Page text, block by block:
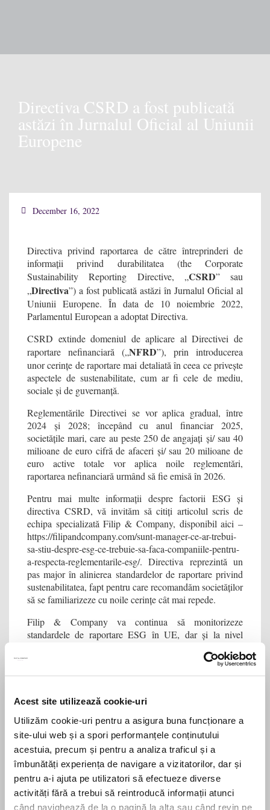
Acest site utilizează cookie-uri
Utilizăm cookie-uri pentru a asigura buna funcționare a
site-ului web și a spori performanțele conținutului
acestuia, precum și pentru a analiza traficul și a
îmbunătăți experiența de navigare a vizitatorilor, dar și
pentru a-i ajuta pe utilizatori să efectueze diverse
activități fără a trebui să reintroducă informații atunci
când navighează de la o pagină la alta sau când revin pe
Directiva CSRD a fost publicată
astăzi în Jurnalul Oficial al Uniunii
Europene
December 16, 2022
Directiva privind raportarea de către întreprinderi de
informații privind durabilitatea (the Corporate
Sustainability Reporting Directive, „CSRD” sau
„Directiva”) a fost publicată astăzi în Jurnalul Oficial al
Uniunii Europene. În data de 10 noiembrie 2022,
Parlamentul European a adoptat Directiva.
CSRD extinde domeniul de aplicare al Directivei de
raportare nefinanciară („NFRD”), prin introducerea
unor cerințe de raportare mai detaliată în ceea ce privește
aspectele de sustenabilitate, cum ar fi cele de mediu,
sociale și de guvernanță.
Reglementările Directivei se vor aplica gradual, între
2024 și 2028; începând cu anul financiar 2025,
societățile mari, care au peste 250 de angajați și/ sau 40
milioane de euro cifră de afaceri și/ sau 20 milioane de
euro active totale vor aplica noile reglementări,
raportarea nefinanciară urmând să fie emisă în 2026.
Pentru mai multe informații despre factorii ESG și
directiva CSRD, vă invităm să citiți articolul scris de
echipa specializată Filip & Company, disponibil aici –
https://filipandcompany.com/sunt-manager-ce-ar-trebui-
sa-stiu-despre-esg-ce-trebuie-sa-faca-companiile-pentru-
a-respecta-reglementarile-esg/. Directiva reprezintă un
pas major în alinierea standardelor de raportare privind
sustenabilitatea, fapt pentru care recomandăm societăților
să se familiarizeze cu noile cerințe cât mai repede.
Filip & Company va continua să monitorizeze
standardele de raportare ESG în UE, dar și la nivel
de dreptul mediului și ESG, vă rugăm să contactați
echipa specializată din cadrul Filip & Company aici:
https://filipandcompany.com/practice-
area/environment/. Casa de avocatură Filip &
Company este membra Legal Sustainability Alliance,
având ca obiectiv reducerea emisiilor de carbon până la
zero până în 2024.